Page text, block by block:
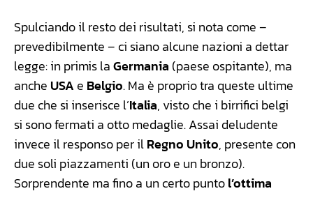
Spulciando il resto dei risultati, si nota come –
prevedibilmente – ci siano alcune nazioni a dettar
legge: in primis laGermania (paese ospitante), ma
anche USA e Belgio. Ma è proprio tra queste ultime
due che si inserisce l’Italia, visto che i birrifici belgi
si sono fermati a otto medaglie. Assai deludente
invece il responso per ilRegno Unito, presente con
due soli piazzamenti (un oro e un bronzo).
Sorprendente ma fino a un certo puntol’ottima